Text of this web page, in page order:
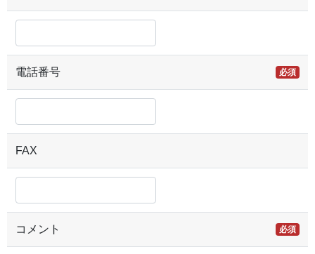
電話番号 必須
FAX
コメント 必須